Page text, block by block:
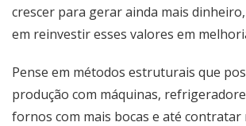
crescer para gerar ainda mais
em reinvestir esses valores em
Pense em métodos estruturais que
produção com máquinas,
fornos com mais bocas e até contratar